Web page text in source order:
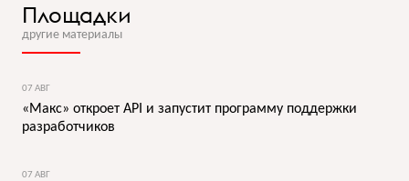
Площадки
другие материалы
07 АВГ
«Макс» откроет API и запустит программу поддержки
разработчиков
07 АВГ